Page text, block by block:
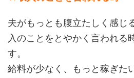
夫がもっとも腹立たしく感じ
入のことをとやかく言われる
す。
給料が少なく、もっと稼ぎた